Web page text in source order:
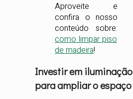
Aproveite e
confira o nosso
conteúdo sobre:
como limpar piso
de madeira!
Investir em iluminação
para ampliar o espaço